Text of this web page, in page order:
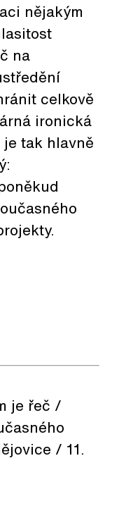
nějakým
na
celkově
ironická
tak hlavně
je řeč /
/ 11.